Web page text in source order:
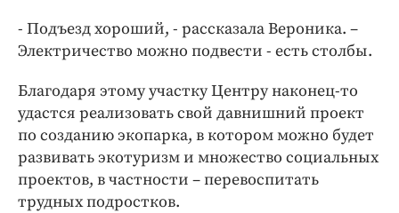
- Подъезд хороший, - рассказала Вероника. –
Электричество можно подвести - есть столбы.
Благодаря этому участку Центру наконец-то
удастся реализовать свой давнишний проект
по созданию экопарка, в котором можно будет
развивать экотуризм и множество социальных
проектов, в частности – перевоспитать
трудных подростков.